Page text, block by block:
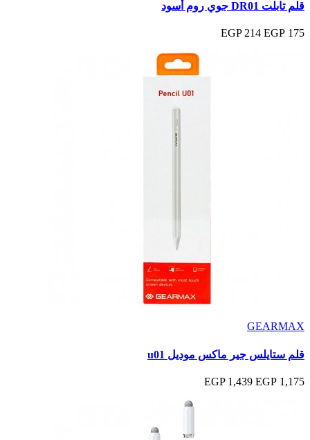
قلم تابلت DR01 جوي روم أسود
175 EGP
214 EGP
GEARMAX
قلم ستايلس جير ماكس موديل u01
1,175 EGP
1,439 EGP